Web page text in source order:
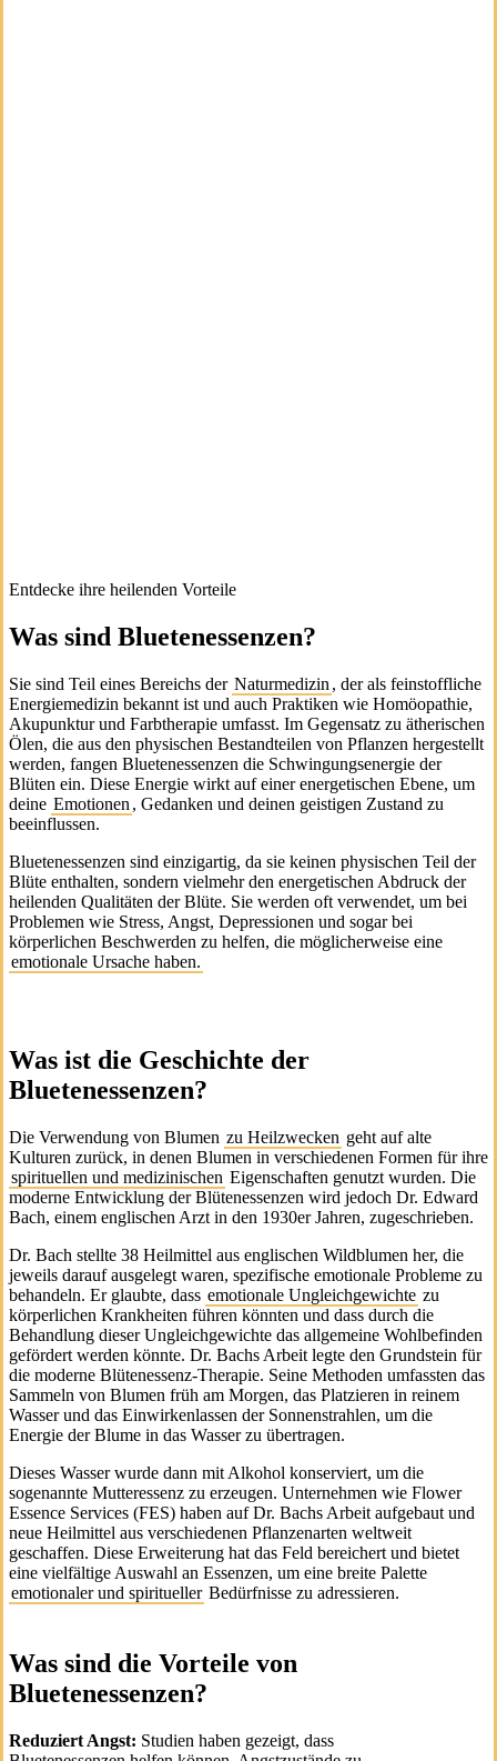
Entdecke ihre heilenden Vorteile
Was sind Bluetenessenzen?
Sie sind Teil eines Bereichs der Naturmedizin , der als feinstoffliche
Energiemedizin bekannt ist und auch Praktiken wie Homöopathie,
Akupunktur und Farbtherapie umfasst. Im Gegensatz zu ätherischen
Ölen, die aus den physischen Bestandteilen von Pflanzen hergestellt
werden, fangen Bluetenessenzen die Schwingungsenergie der
Blüten ein. Diese Energie wirkt auf einer energetischen Ebene, um
deine Emotionen , Gedanken und deinen geistigen Zustand zu
beeinflussen.
Bluetenessenzen sind einzigartig, da sie keinen physischen Teil der
Blüte enthalten, sondern vielmehr den energetischen Abdruck der
heilenden Qualitäten der Blüte. Sie werden oft verwendet, um bei
Problemen wie Stress, Angst, Depressionen und sogar bei
körperlichen Beschwerden zu helfen, die möglicherweise eine
emotionale Ursache haben.
Was ist die Geschichte der
Bluetenessenzen?
Die Verwendung von Blumen zu Heilzwecken geht auf alte
Kulturen zurück, in denen Blumen in verschiedenen Formen für ihre
spirituellen und medizinischen Eigenschaften genutzt wurden. Die
moderne Entwicklung der Blütenessenzen wird jedoch Dr. Edward
Bach, einem englischen Arzt in den 1930er Jahren, zugeschrieben.
Dr. Bach stellte 38 Heilmittel aus englischen Wildblumen her, die
jeweils darauf ausgelegt waren, spezifische emotionale Probleme zu
behandeln. Er glaubte, dass emotionale Ungleichgewichte zu
körperlichen Krankheiten führen könnten und dass durch die
Behandlung dieser Ungleichgewichte das allgemeine Wohlbefinden
gefördert werden könnte. Dr. Bachs Arbeit legte den Grundstein für
die moderne Blütenessenz-Therapie. Seine Methoden umfassten das
Sammeln von Blumen früh am Morgen, das Platzieren in reinem
Wasser und das Einwirkenlassen der Sonnenstrahlen, um die
Energie der Blume in das Wasser zu übertragen.
Dieses Wasser wurde dann mit Alkohol konserviert, um die
sogenannte Mutteressenz zu erzeugen. Unternehmen wie Flower
Essence Services (FES) haben auf Dr. Bachs Arbeit aufgebaut und
neue Heilmittel aus verschiedenen Pflanzenarten weltweit
geschaffen. Diese Erweiterung hat das Feld bereichert und bietet
eine vielfältige Auswahl an Essenzen, um eine breite Palette
emotionaler und spiritueller Bedürfnisse zu adressieren.
Was sind die Vorteile von
Bluetenessenzen?
Reduziert Angst: Studien haben gezeigt, dass